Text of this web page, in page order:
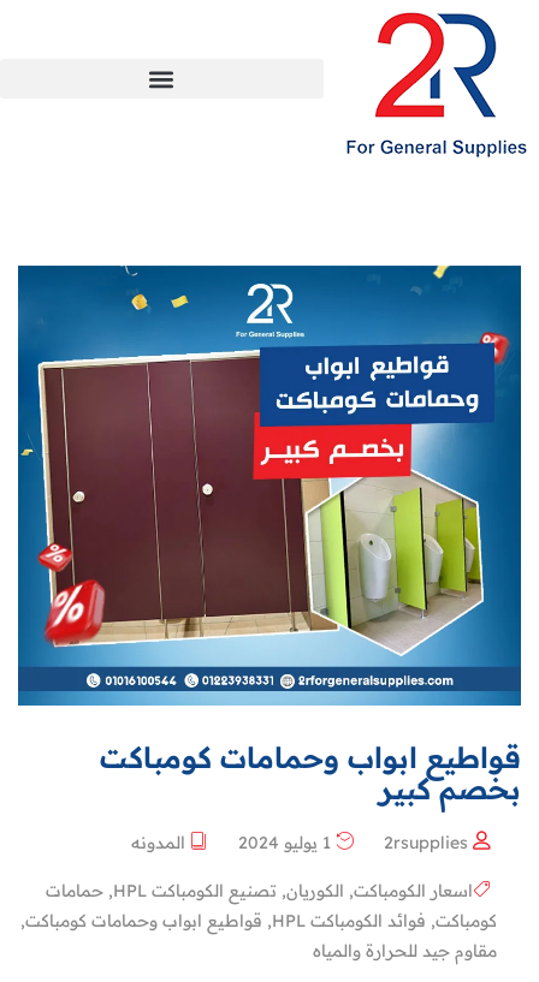
قواطيع ابواب وحمامات كومباكت
بخصم كبير
2rsupplies المدونه
اسعار الكومباكت, الكوريان, تصنيع الكومباكت HPL , حمامات
كومباكت, فوائد الكومباكت HPL , قواطيع ابواب وحمامات كومباكت,
مقاوم جيد للحرارة والمياه